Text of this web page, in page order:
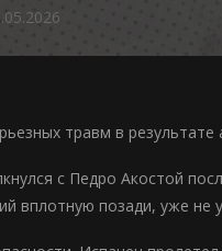
травм в
с Педро Акостой
вплотную позади, уже не